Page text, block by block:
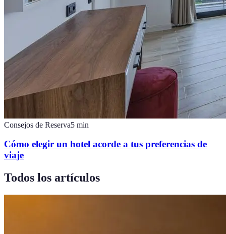
Consejos de Reserva5 min
Cómo elegir un hotel acorde a tus preferencias de
viaje
Todos los artículos